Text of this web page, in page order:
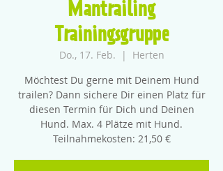
Mantrailing
Trainingsgruppe
Do., 17. Feb.
  |
Herten
Möchtest Du gerne mit Deinem Hund
trailen? Dann sichere Dir einen Platz für
diesen Termin für Dich und Deinen
Hund. Max. 4 Plätze mit Hund.
Teilnahmekosten: 21,50 €